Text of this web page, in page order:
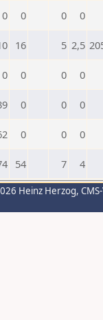
0 0 0 0
16 5 2,5
0 0 0 0
0 0 0
0 0 0
54 7 4
Heinz Herzog,